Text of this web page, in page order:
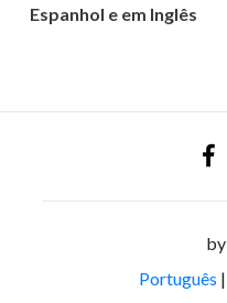
Espanhol e em Inglês
by
Português |